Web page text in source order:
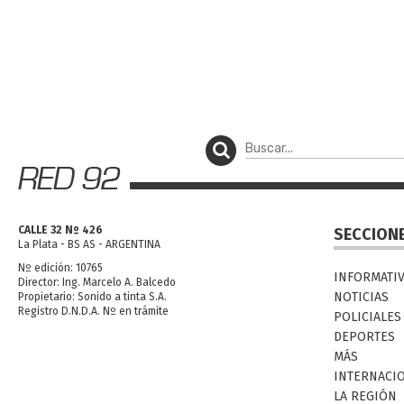
CALLE 32 Nº 426
La Plata - BS AS - ARGENTINA
Nº edición: 10765
Director: Ing. Marcelo A. Balcedo
Propietario: Sonido a tinta S.A.
Registro D.N.D.A. Nº en trámite
NOTICIAS
POLICIALES
DEPORTES
MÁS
LA REGIÓN